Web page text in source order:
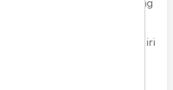
ini harus mengkaji ulang
berpotensi melemahkan
untuk mengembangkan diri
kecakapan bahasa Inggris
lainnya.